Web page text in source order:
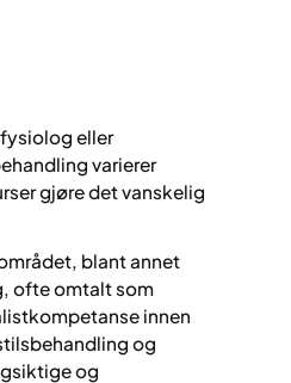
eller
varierer
gjøre det vanskelig
blant annet
ofte omtalt som
innen
og
og